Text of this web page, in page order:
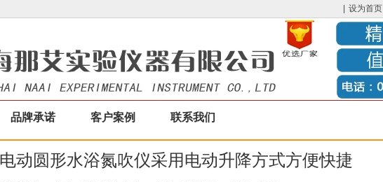
设为首页
品牌承诺 客户案例 联系我们
动圆形水浴氮吹仪采用电动升降方式方便快捷